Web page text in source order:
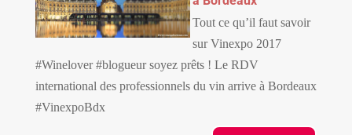
Tout ce qu’il faut savoir
sur Vinexpo 2017
#Winelover #blogueur soyez prêts ! Le RDV
international des professionnels du vin arrive à Bordeaux
#VinexpoBdx